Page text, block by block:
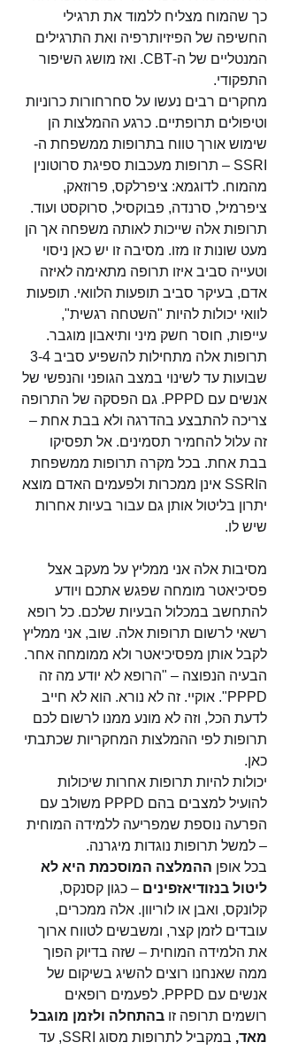
כך שהמוח מצליח ללמוד את תרגילי
החשיפה של הפיזיותרפיה ואת התרגילים
המנטליים של ה-CBT. ואז מושג השיפור
התפקודי.
מחקרים רבים נעשו על סחרחורות כרוניות
וטיפולים תרופתיים. כרגע ההמלצות הן
שימוש אורך טווח בתרופות ממשפחת ה-
SSRI – תרופות מעכבות ספיגת סרוטונין
מהמוח. לדוגמא: ציפרלקס, פרוזאק,
ציפרמיל, סרנדה, פבוקסיל, סרוקסט ועוד.
תרופות אלה שייכות לאותה משפחה אך הן
מעט שונות זו מזו. מסיבה זו יש כאן ניסוי
וטעייה סביב איזו תרופה מתאימה לאיזה
אדם, בעיקר סביב תופעות הלוואי. תופעות
לוואי יכולות להיות "השטחה רגשית",
עייפות, חוסר חשק מיני ותיאבון מוגבר.
שבועות עד לשינוי במצב הגופני והנפשי של
אנשים עם PPPD. גם הפסקה של התרופה
צריכה להתבצע בהדרגה ולא בבת אחת –
זה עלול להחמיר תסמינים. אל תפסיקו
בבת אחת. בכל מקרה תרופות ממשפחת
הSSRI אינן ממכרות ולפעמים האדם מוצא
יתרון בליטול אותן גם עבור בעיות אחרות
שיש לו.
מסיבות אלה אני ממליץ על מעקב אצל
פסיכיאטר מומחה שפגש אתכם ויודע
להתחשב במכלול הבעיות שלכם. כל רופא
רשאי לרשום תרופות אלה. שוב, אני ממליץ
לקבל אותן מפסיכיאטר ולא ממומחה אחר.
הבעיה הנפוצה – "הרופא לא יודע מה זה
PPPD". אוקיי. זה לא נורא. הוא לא חייב
לדעת הכל, וזה לא מונע ממנו לרשום לכם
תרופות לפי ההמלצות המחקריות שכתבתי
כאן.
יכולות להיות תרופות אחרות שיכולות
להועיל למצבים בהם PPPD משולב עם
הפרעה נוספת שמפריעה ללמידה המוחית
– למשל תרופות נוגדות מיגרנה.
בכל אופן ההמלצה המוסכמת היא לא
ליטול בנזודיאזפינים – כגון קסנקס,
קלונקס, ואבן או לוריוון. אלה ממכרים,
עובדים לזמן קצר, ומשבשים לטווח ארוך
את הלמידה המוחית – שזה בדיוק הפוך
ממה שאנחנו רוצים להשיג בשיקום של
אנשים עם PPPD. לפעמים רופאים
רושמים תרופה זו בהתחלה ולזמן מוגבל
מאד,
במקביל לתרופות מסוג SSRI, עד